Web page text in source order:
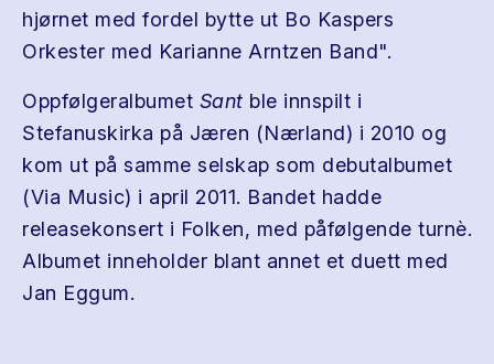
hjørnet med fordel bytte ut Bo Kaspers
Orkester med Karianne Arntzen Band".
Oppfølgeralbumet Sant ble innspilt i
Stefanuskirka på Jæren (Nærland) i 2010 og
kom ut på samme selskap som debutalbumet
(Via Music) i april 2011. Bandet hadde
releasekonsert i Folken, med påfølgende turnè.
Albumet inneholder blant annet et duett med
Jan Eggum.